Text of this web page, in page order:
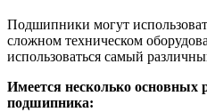
Подшипники могут
сложном техническом
использоваться самый
Имеется несколько основных
подшипника: